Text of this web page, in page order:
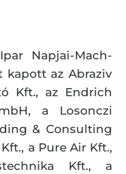
Napjai-Mach-
kapott az Abraziv
Kft., az Endrich
a Losonczi
& Consulting
a Pure Air Kft.,
Kft., a